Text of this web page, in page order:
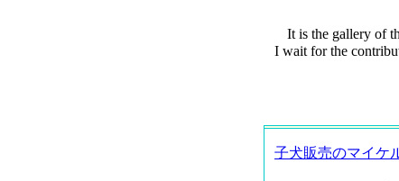
It is the gallery of
I wait for the
子犬販売のマイケ